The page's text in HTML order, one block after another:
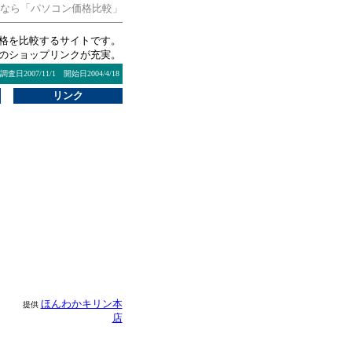
ら「パソコン価格比較」
を比較するサイトです。
ショップリンクが充実。
調査日2007/11/1 開始日2004/4/18
リンク
提供 ほんわかキリン本
店